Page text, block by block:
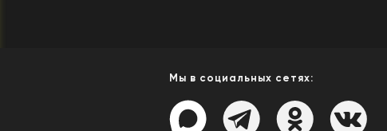
Мы в социальных сетях: